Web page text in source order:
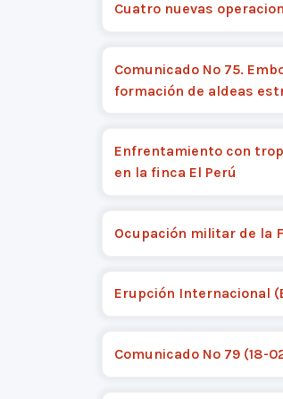
Cuatro nuevas
Comunicado Nº 75.
formación de aldeas
Enfrentamiento con
en la finca El Perú
Ocupación militar de la
Erupción Internacional
Comunicado Nº 79 (18-